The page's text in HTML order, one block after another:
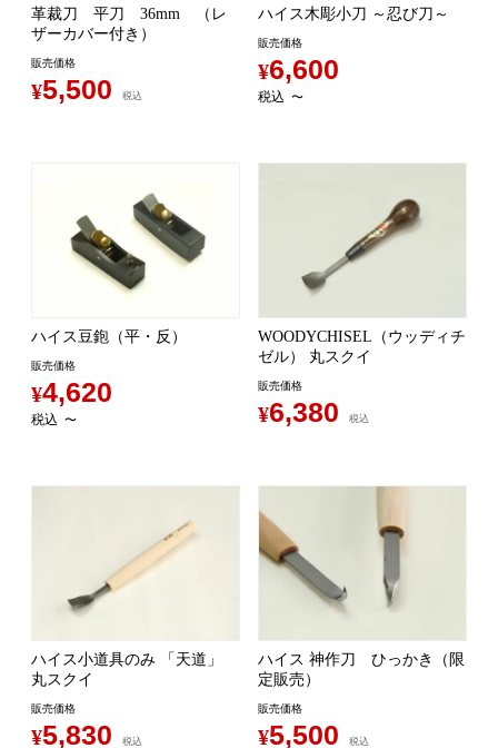
革裁刀 平刀 36mm （レ
ザーカバー付き）
販売価格
¥5,500 税込
ハイス木彫小刀 ～忍び刀～
販売価格
¥6,600
税込 〜
ハイス豆鉋（平・反）
販売価格
¥4,620
税込 〜
WOODYCHISEL（ウッディチ
ゼル） 丸スクイ
販売価格
¥6,380 税込
ハイス小道具のみ 「天道」
丸スクイ
販売価格
¥5,830 税込
ハイス 神作刀 ひっかき（限
定販売）
販売価格
¥5,500 税込